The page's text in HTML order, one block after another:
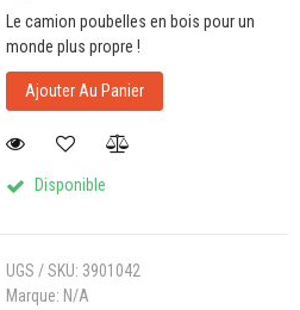
Le camion poubelles en bois pour un
monde plus propre !
Ajouter Au Panier
Disponible
UGS / SKU: 3901042
Marque: N/A